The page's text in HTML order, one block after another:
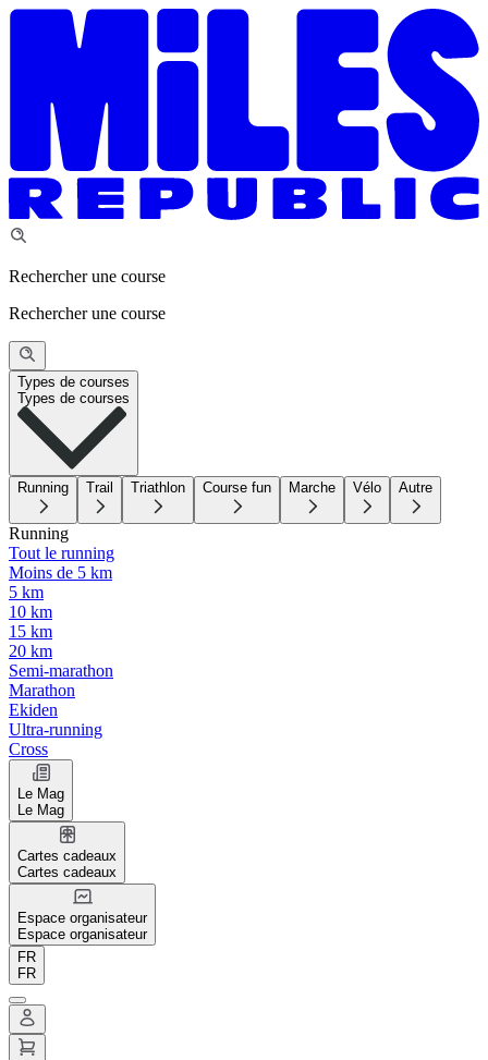
Rechercher une course
Rechercher une course
Types de courses
Types de courses
Running Trail Triathlon Course fun Marche Vélo Autre
Running
Tout le running
Moins de 5 km
5 km
10 km
15 km
20 km
Semi-marathon
Marathon
Ekiden
Ultra-running
Cross
Le Mag
Le Mag
Cartes cadeaux
Cartes cadeaux
Espace organisateur
Espace organisateur
FR
FR